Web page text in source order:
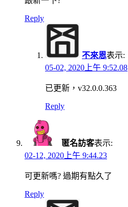
Reply
不來恩表示:
05-02, 2020上午 9:52.08
已更新，v32.0.0.363
Reply
匿名訪客表示:
02-12, 2020上午 9:44.23
可更新嗎? 過期有點久了
Reply